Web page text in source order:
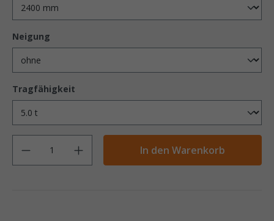
Neigung
Tragfähigkeit
Anzahl
In den Warenkorb